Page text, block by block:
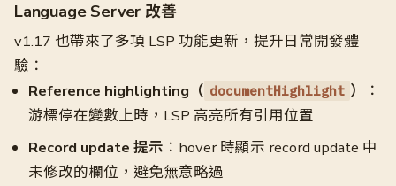
Language Server 改善
v1.17 也帶來了多項 LSP 功能更新，提升日常開發體
驗：
Reference highlighting（ documentHighlight ）
：
游標停在變數上時，LSP 高亮所有引用位置
Record update 提示 ：hover 時顯示 record update 中
未修改的欄位，避免無意略過